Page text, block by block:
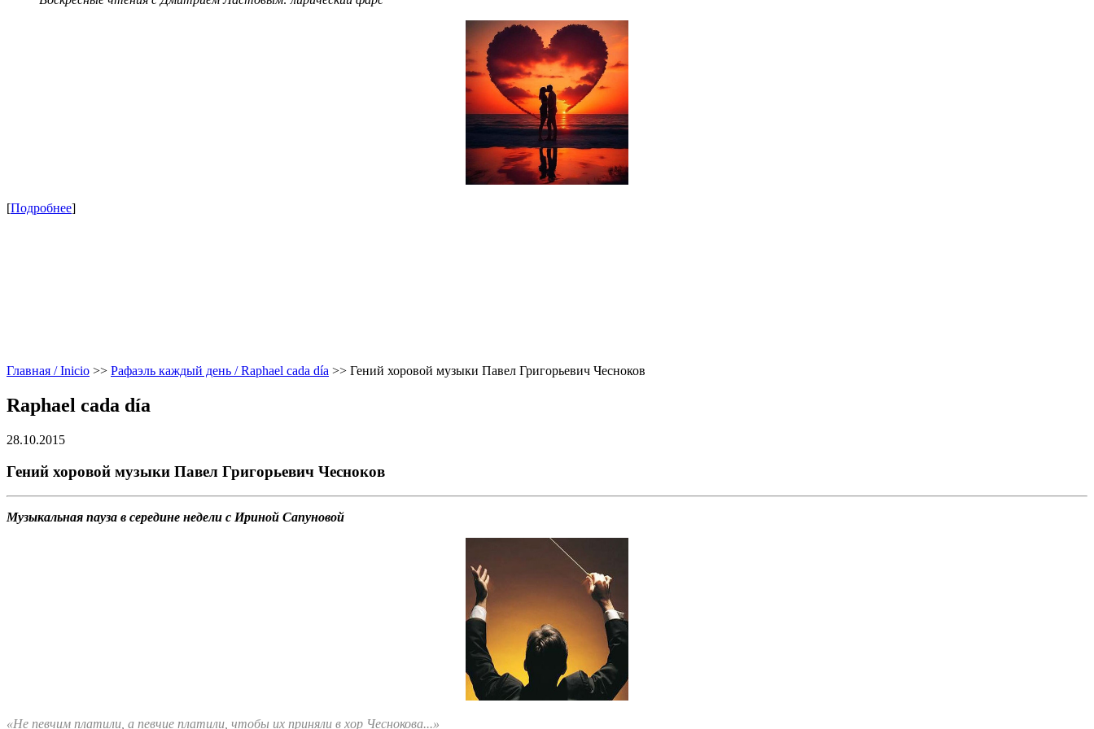
[Подробнее]
Главная / Inicio >> Рафаэль каждый день / Raphael cada día >> Гений хоровой музыки Павел Григорьевич Чесноков
Raphael cada día
28.10.2015
Гений хоровой музыки Павел Григорьевич Чесноков
Музыкальная пауза в середине недели с Ириной Сапуновой
«Не певчим платили, а певчие платили, чтобы их приняли в хор Чеснокова...»